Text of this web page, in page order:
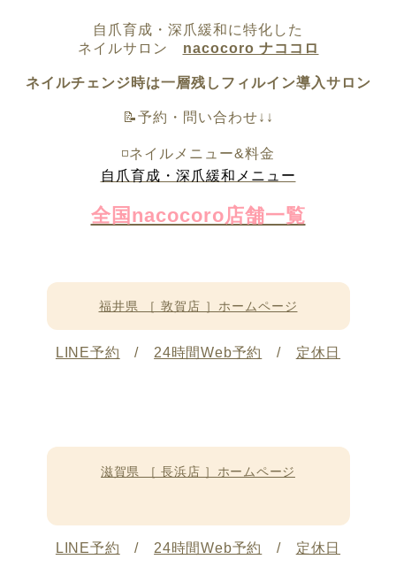
自爪育成・深爪緩和に特化した
ネイルサロン nacocoro ナココロ
ネイルチェンジ時は一層残しフィルイン導入サロン
📝予約・問い合わせ↓↓
◽️ネイルメニュー&料金
自爪育成・深爪緩和メニュー
全国nacocoro店舗一覧
福井県 ［ 敦賀店 ］ホームページ
LINE予約 / 24時間Web予約 / 定休日
滋賀県 ［ 長浜店 ］ホームページ
LINE予約 / 24時間Web予約 / 定休日